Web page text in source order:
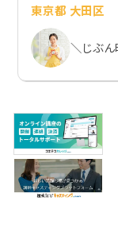
東京都 大田区
＼じぶ